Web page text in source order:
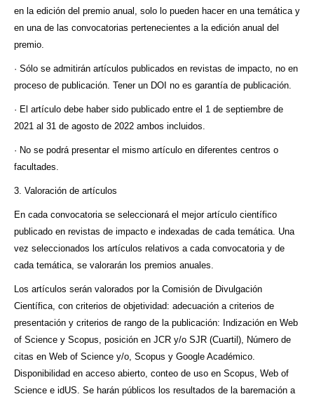
en la edición del premio anual, solo lo pueden hacer en una temática y
en una de las convocatorias pertenecientes a la edición anual del
premio.
· Sólo se admitirán artículos publicados en revistas de impacto, no en
proceso de publicación. Tener un DOI no es garantía de publicación.
· El artículo debe haber sido publicado entre el 1 de septiembre de
2021 al 31 de agosto de 2022 ambos incluidos.
· No se podrá presentar el mismo artículo en diferentes centros o
facultades.
3. Valoración de artículos
En cada convocatoria se seleccionará el mejor artículo científico
publicado en revistas de impacto e indexadas de cada temática. Una
vez seleccionados los artículos relativos a cada convocatoria y de
cada temática, se valorarán los premios anuales.
Los artículos serán valorados por la Comisión de Divulgación
Científica, con criterios de objetividad: adecuación a criterios de
presentación y criterios de rango de la publicación: Indización en Web
of Science y Scopus, posición en JCR y/o SJR (Cuartil), Número de
citas en Web of Science y/o, Scopus y Google Académico.
Disponibilidad en acceso abierto, conteo de uso en Scopus, Web of
Science e idUS. Se harán públicos los resultados de la baremación a